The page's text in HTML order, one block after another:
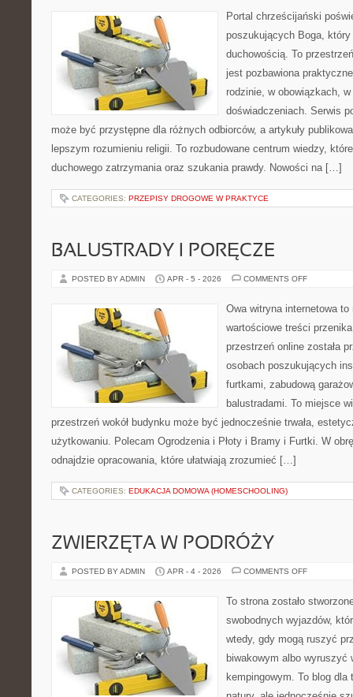
I
ŚWIĘTA
Portal chrześcijański
poszukujących Boga, który
duchowością. To
jest pozbawiona
rodzinie, w obowiązkach,
doświadczeniach. Serwis
może być przystępne dla różnych odbiorców, a artykuły
lepszym rozumieniu religii. To rozbudowane centrum wiedzy,
duchowego zatrzymania oraz szukania prawdy. Nowości na […]
CATEGORIES: PRZEPISY DROGOWE W PRAKTYCE
BALUSTRADY I PORĘCZE
POSTED BY ADMIN APR - 5 - 2026 COMMENTS OFFON
PORĘCZE
Owa witryna internetowa
wartościowe treści
przestrzeń online została
osobach poszukujących
furtkami, zabudową
balustradami. To miejsce
przestrzeń wokół budynku może być jednocześnie trwała,
użytkowaniu. Polecam Ogrodzenia i Płoty i Bramy i Furtki. W
odnajdzie opracowania, które ułatwiają zrozumieć […]
CATEGORIES: EDUKACJA DOMOWA (HOMESCHOOLING)
ZWIERZĘTA W PODRÓŻY
POSTED BY ADMIN APR - 4 - 2026 COMMENTS OFFON
PODRÓŻY
To strona zostało
swobodnych wyjazdów,
wtedy, gdy mogą ruszyć
biwakowym albo wyruszyć
kempingowym. To blog